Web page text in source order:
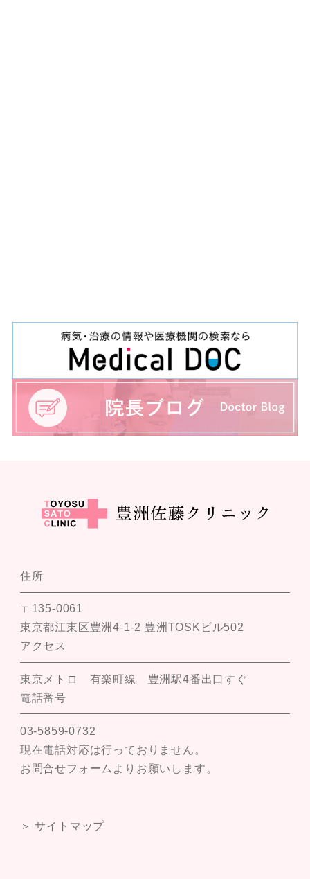
住所
〒135-0061
東京都江東区豊洲4-1-2 豊洲TOSKビル502
アクセス
東京メトロ 有楽町線 豊洲駅4番出口すぐ
電話番号
03-5859-0732
現在電話対応は行っておりません。
お問合せフォームよりお願いします。
＞ サイトマップ